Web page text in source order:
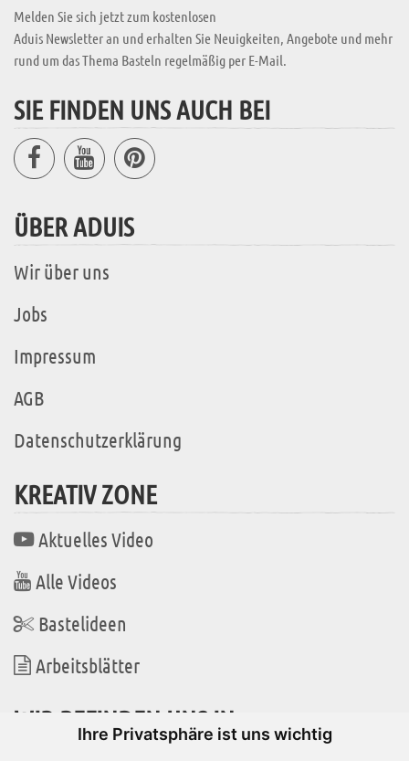
Ihre Privatsphäre ist uns wichtig
Melden Sie sich jetzt zum kostenlosen
Aduis Newsletter an und erhalten Sie Neuigkeiten, Angebote und mehr
rund um das Thema Basteln regelmäßig per E-Mail.
SIE FINDEN UNS AUCH BEI
ÜBER ADUIS
Wir über uns
Jobs
Impressum
AGB
Datenschutzerklärung
KREATIV ZONE
Aktuelles Video
Alle Videos
Bastelideen
Arbeitsblätter
WIR BEFINDEN UNS IN